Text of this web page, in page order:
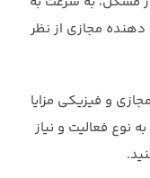
دهنده مجازی از نظر
و فیزیکی مزایا
نوع فعالیت و نیاز